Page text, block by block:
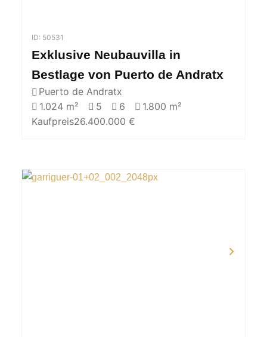
ID: 50531
Exklusive Neubauvilla in
Bestlage von Puerto de Andratx
Puerto de Andratx
1.024 m²
5 6
1.800 m²
Kaufpreis26.400.000 €